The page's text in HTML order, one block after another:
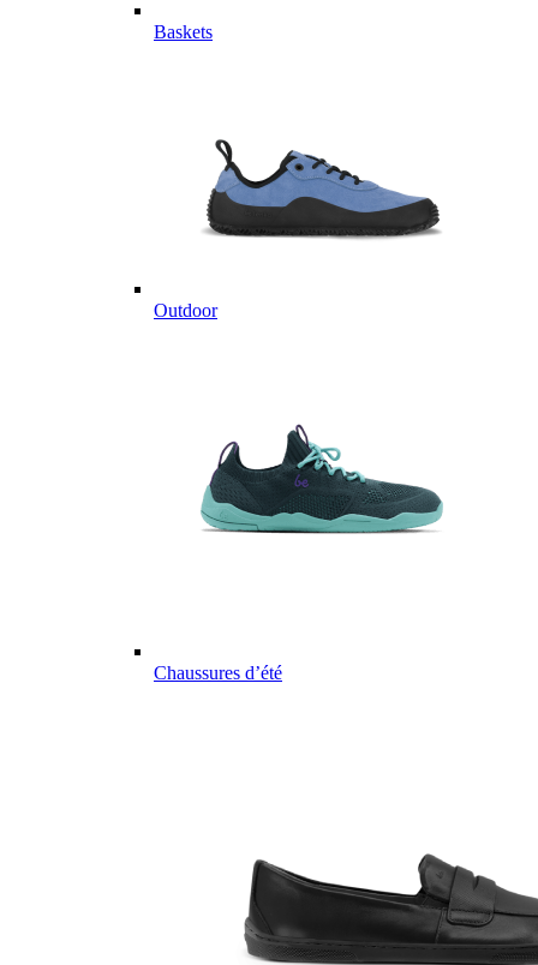
Baskets
Outdoor
Chaussures d’été